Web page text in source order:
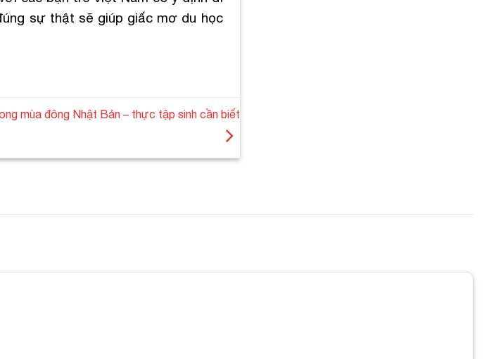
sự thật sẽ giúp giấc mơ du học
mùa đông Nhật Bản – thực tập sinh cần biết